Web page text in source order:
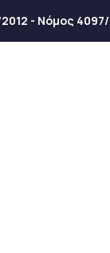
- Νόμος